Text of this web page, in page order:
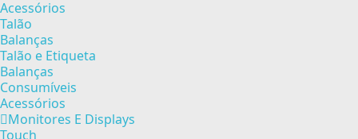
Acessórios
Talão
Balanças
Talão e Etiqueta
Balanças
Consumíveis
Acessórios
Monitores E Displays
Touch